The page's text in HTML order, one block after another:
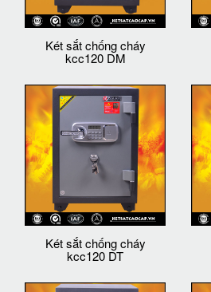
Két sắt chống cháy
kcc120 DM
Két sắt chống cháy
kcc120 DT